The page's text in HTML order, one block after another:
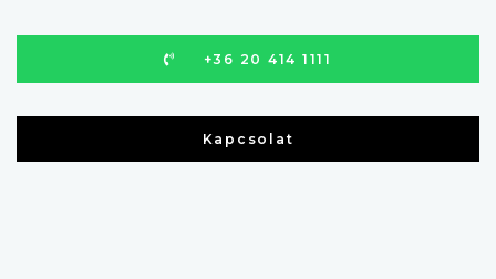
+36 20 414 1111
Kapcsolat